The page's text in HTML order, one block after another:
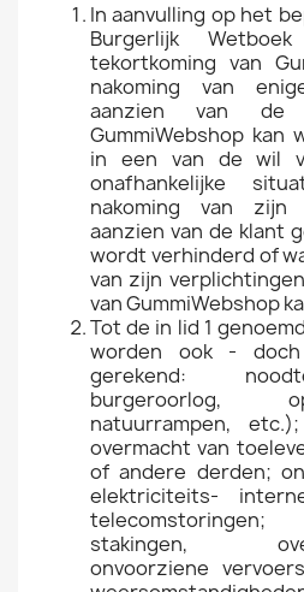
In aanvulling op het
Burgerlijk
tekortkoming van
nakoming van
aanzien van
GummiWebshop kan
in een van de wil
onafhankelijke
nakoming van zijn
aanzien van de klant
wordt verhinderd of
van zijn
van GummiWebshop
Tot de in lid 1
worden ook -
gerekend:
burgeroorlog,
natuurrampen,
overmacht van
of andere derden;
elektriciteits-
telecomstoringen;
stakingen,
onvoorziene